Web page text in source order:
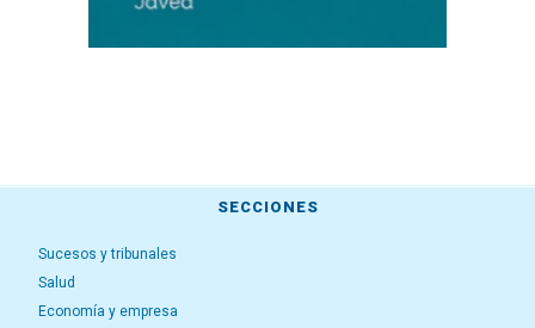
SECCIONES
Sucesos y tribunales
Salud
Economía y empresa